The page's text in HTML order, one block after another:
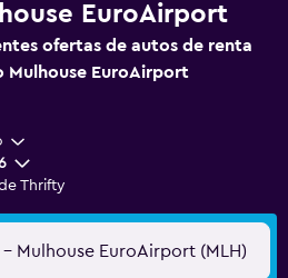
EuroAirport
ofertas de autos de renta
Mulhouse EuroAirport
Thrifty
- Mulhouse EuroAirport (MLH)